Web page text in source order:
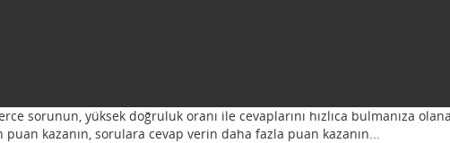
sorunun, yüksek doğruluk oranı ile cevaplarını hızlıca bulmanıza
kazanın, sorulara cevap verin daha fazla puan kazanın...